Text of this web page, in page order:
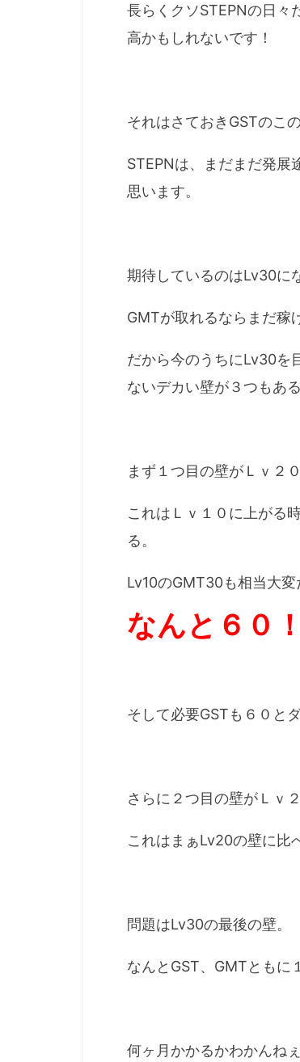
長らくクソSTEPNの日々
高かもしれないです！
それはさておきGSTのこ
STEPNは、まだまだ発展
思います。
期待しているのはLv30に
GMTが取れるならまだ稼
だから今のうちにLv30を
ないデカい壁が３つもある
まず１つ目の壁がＬｖ２
これはＬｖ１０に上がる
る。
Lv10のGMT30も相当大
なんと６０！
そして必要GSTも６０と
さらに２つ目の壁がＬｖ
これはまぁLv20の壁に比
問題はLv30の最後の壁。
なんとGST、GMTともに
何ヶ月かかるかわかんねぇ